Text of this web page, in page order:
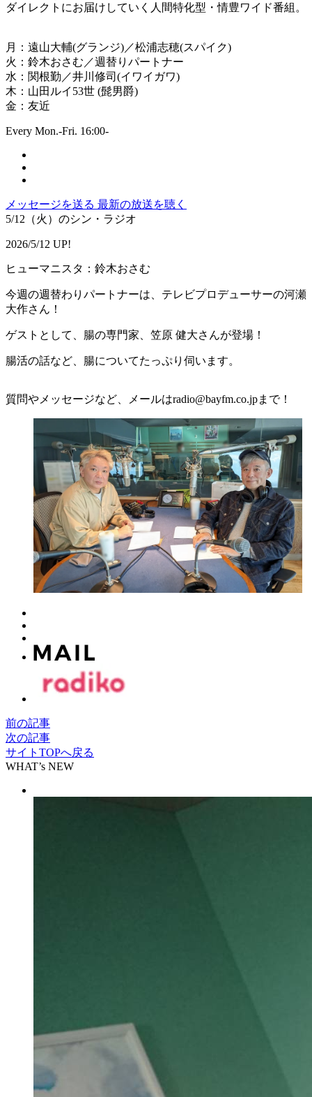
ダイレクトにお届けしていく人間特化型・情豊ワイド番組。
月：遠山大輔(グランジ)／松浦志穂(スパイク)
火：鈴木おさむ／週替りパートナー
水：関根勤／井川修司(イワイガワ)
木：山田ルイ53世 (髭男爵)
金：友近
Every Mon.-Fri. 16:00-
メッセージを送る 最新の放送を聴く
5/12（火）のシン・ラジオ
2026/5/12 UP!
ヒューマニスタ：鈴木おさむ
今週の週替わりパートナーは、テレビプロデューサーの河瀬
大作さん！
ゲストとして、腸の専門家、 笠原 健大さんが登場！
腸活の話など、腸についてたっぷり伺います。
質問やメッセージなど、メールはradio@bayfm.co.jpまで！
前の記事
次の記事
サイトTOPへ戻る
WHAT’s NEW